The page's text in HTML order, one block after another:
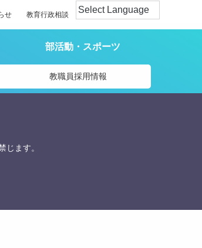
せ 教育行政相談
部活動・スポーツ
教職員採用情報
後の最初の授業日について
じます。